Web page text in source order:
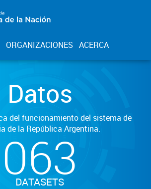
ORGANIZACIONES ACERCA
Datos
del funcionamiento del sistema de
de la República Argentina.
063
DATASETS